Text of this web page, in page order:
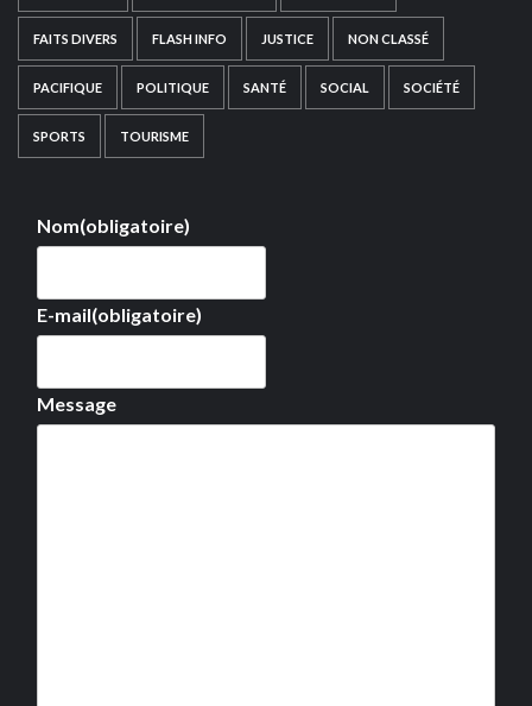
FAITS DIVERS FLASH INFO JUSTICE NON CLASSÉ
PACIFIQUE POLITIQUE SANTÉ SOCIAL SOCIÉTÉ
SPORTS TOURISME
Nom(obligatoire)
E-mail(obligatoire)
Message